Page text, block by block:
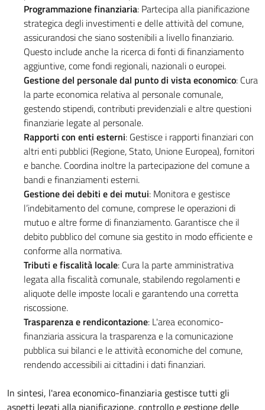
Programmazione finanziaria: Partecipa alla pianificazione
strategica degli investimenti e delle attività del comune,
assicurandosi che siano sostenibili a livello finanziario.
Questo include anche la ricerca di fonti di finanziamento
aggiuntive, come fondi regionali, nazionali o europei.
Gestione del personale dal punto di vista economico: Cura
la parte economica relativa al personale comunale,
gestendo stipendi, contributi previdenziali e altre questioni
finanziarie legate al personale.
Rapporti con enti esterni: Gestisce i rapporti finanziari con
altri enti pubblici (Regione, Stato, Unione Europea), fornitori
e banche. Coordina inoltre la partecipazione del comune a
bandi e finanziamenti esterni.
Gestione dei debiti e dei mutui: Monitora e gestisce
l’indebitamento del comune, comprese le operazioni di
mutuo e altre forme di finanziamento. Garantisce che il
debito pubblico del comune sia gestito in modo efficiente e
conforme alla normativa.
Tributi e fiscalità locale: Cura la parte amministrativa
legata alla fiscalità comunale, stabilendo regolamenti e
aliquote delle imposte locali e garantendo una corretta
riscossione.
Trasparenza e rendicontazione: L'area economico-
finanziaria assicura la trasparenza e la comunicazione
pubblica sui bilanci e le attività economiche del comune,
rendendo accessibili ai cittadini i dati finanziari.
In sintesi, l'area economico-finanziaria gestisce tutti gli
aspetti legati alla pianificazione, controllo e gestione delle